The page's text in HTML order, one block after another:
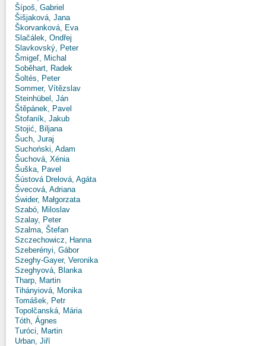
Šípoš, Gabriel
Šišjaková, Jana
Škorvanková, Eva
Slačálek, Ondřej
Slavkovský, Peter
Šmigeľ, Michal
Soběhart, Radek
Šoltés, Peter
Sommer, Vítězslav
Steinhübel, Ján
Štěpánek, Pavel
Štofaník, Jakub
Stojić, Biljana
Šuch, Juraj
Suchoński, Adam
Šuchová, Xénia
Šuška, Pavel
Šústová Drelová, Agáta
Švecová, Adriana
Świder, Małgorzata
Szabó, Miloslav
Szalay, Peter
Szalma, Štefan
Szczechowicz, Hanna
Szeberényi, Gábor
Szeghy-Gayer, Veronika
Szeghyová, Blanka
Tharp, Martin
Tihányiová, Monika
Tomášek, Petr
Topolčanská, Mária
Tóth, Ágnes
Turóci, Martin
Urban, Jiří